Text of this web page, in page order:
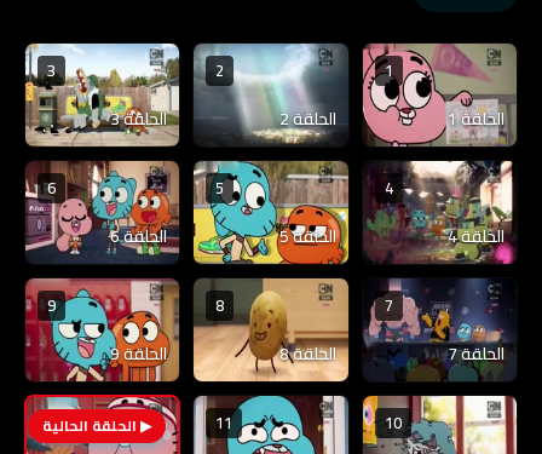
1
الحلقة 1
2
الحلقة 2
3
الحلقة 3
4
الحلقة 4
5
الحلقة 5
6
الحلقة 6
7
الحلقة 7
8
الحلقة 8
9
الحلقة 9
10
11
12